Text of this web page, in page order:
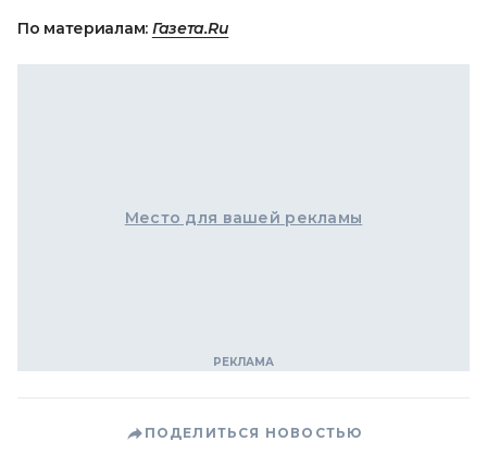
По материалам: Газета.Ru
Место для вашей рекламы
ПОДЕЛИТЬСЯ НОВОСТЬЮ